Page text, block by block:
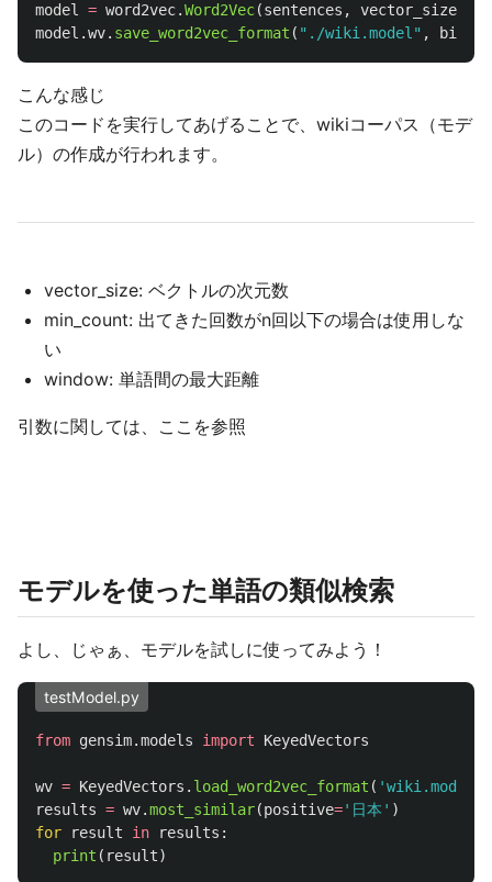
model = word2vec.Word2Vec(sentences , vector_size
model .wv. save_word2vec_format ( " ./wiki.model" , binary
こんな感じ
このコードを実行してあげることで、wikiコーパス（モデ
ル）の作成が行われます。
vector_size: ベクトルの次元数
min_count: 出てきた回数がn回以下の場合は使用しな
い
window: 単語間の最大距離
引数に関しては、ここを参照
モデルを使った単語の類似検索
よし、じゃぁ、モデルを試しに使ってみよう！
testModel.py
from gensim.models import KeyedVectors
wv = KeyedVectors . load_word2vec_format ( 'wiki.model
results = wv.most_similar(positive=' 日本 ' )
for
result in results :
print ( result)